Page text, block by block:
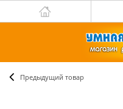
Предыдущий товар